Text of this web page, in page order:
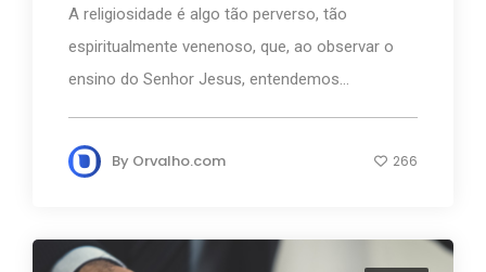
A religiosidade é algo tão perverso, tão
espiritualmente venenoso, que, ao observar o
ensino do Senhor Jesus, entendemos...
By Orvalho.com 266